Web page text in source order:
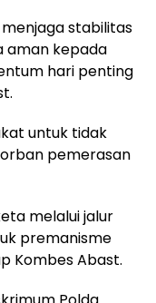
stabilitas
aman kepada
hari penting
untuk tidak
pemerasan
melalui jalur
premanisme
Kombes Abast.